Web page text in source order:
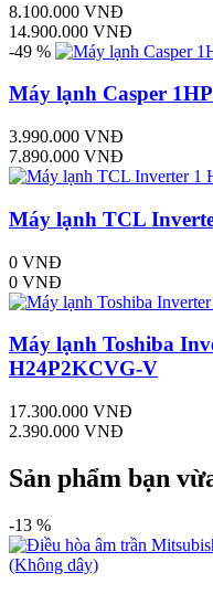
8.100.000 VNĐ
14.900.000 VNĐ
-49 %
Máy lạnh Casper
3.990.000 VNĐ
7.890.000 VNĐ
Máy lạnh TCL
0 VNĐ
0 VNĐ
Máy lạnh Toshiba
H24P2KCVG-V
17.300.000 VNĐ
2.390.000 VNĐ
Sản phẩm bạn
-13 %